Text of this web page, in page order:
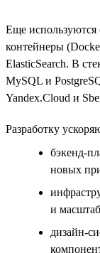
Еще используются
контейнеры
ElasticSearch. В
MySQL и
Yandex.Cloud и
Разработку
бэкенд-
новых
и
дизайн-